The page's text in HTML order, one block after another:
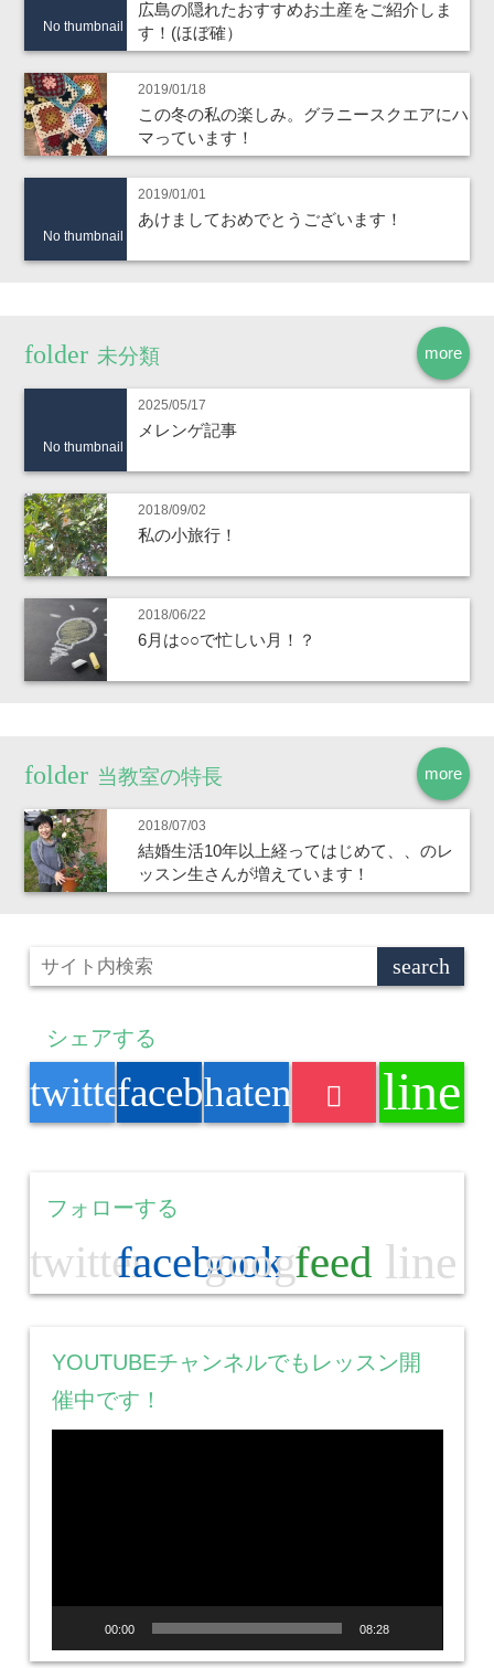
No thumbnail
広島の隠れたおすすめお土産をご紹介しま
す！(ほぼ確）
2019/01/18
この冬の私の楽しみ。グラニースクエアにハ
マっています！
No thumbnail
2019/01/01
あけましておめでとうございます！
more
未分類
No thumbnail
2025/05/17
メレンゲ記事
2018/09/02
私の小旅行！
2018/06/22
6月は○○で忙しい月！？
more
当教室の特長
2018/07/03
結婚生活10年以上経ってはじめて、、のレ
ッスン生さんが増えています！
シェアする
twitterfacebookhatenabookmark
line
フォローする
twitterfacebook
googlefeed line
YOUTUBEチャンネルでもレッスン開
催中です！
00:00 08:28